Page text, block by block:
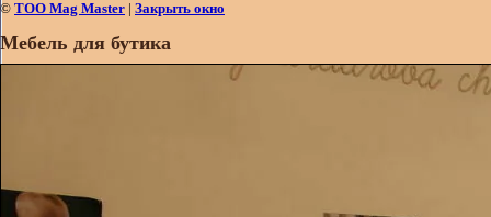
© ТОО Mag Master | Закрыть окно
Мебель для бутика